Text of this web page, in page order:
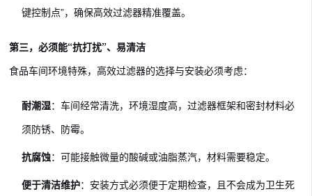
键控制点”，确保高效过滤器精准覆盖。
第三，必须能“抗打扰”、易清洁
食品车间环境特殊，高效过滤器的选择与安装必须考虑：
耐潮湿：车间经常清洗，环境湿度高，过滤器框架和密封材料必
须防锈、防霉。
抗腐蚀：可能接触微量的酸碱或油脂蒸汽，材料需要稳定。
便于清洁维护：安装方式必须便于定期检查，且不会成为卫生死